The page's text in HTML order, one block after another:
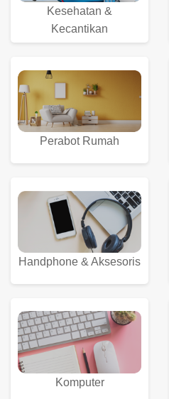
Kesehatan &
Kecantikan
Perabot Rumah
Handphone & Aksesoris
Komputer